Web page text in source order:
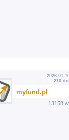
2026-01-
210
myfund.pl
13158